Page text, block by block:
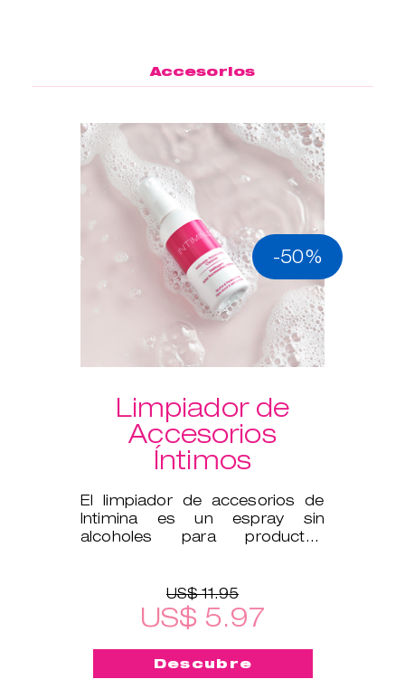
Accesorios
-50%
Limpiador de
Accesorios
Íntimos
El limpiador de accesorios de
Intimina es un espray sin
alcoholes para productos
US$ 11.95
US$ 5.97
Descubre